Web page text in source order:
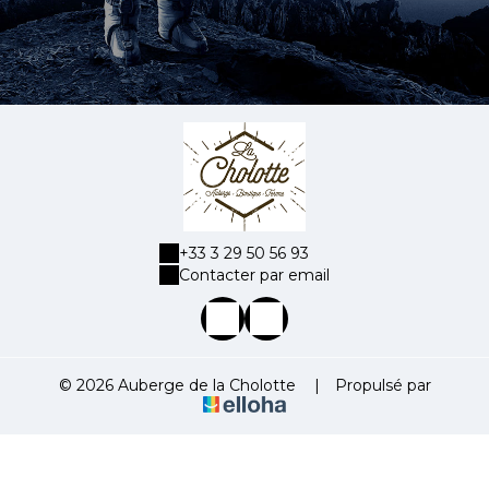
+33 3 29 50 56 93
Contacter par email
© 2026 Auberge de la Cholotte | Propulsé par